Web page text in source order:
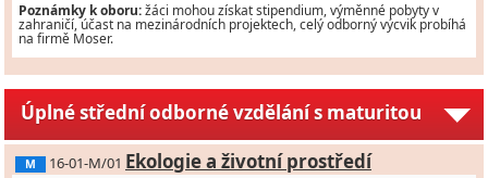
Poznámky k oboru:žáci mohou získat stipendium, výměnné pobyty v
zahraničí, účast na mezinárodních projektech, celý odborný výcvik probíhá
na firmě Moser.
Úplné střední odborné vzdělání s maturitou
M 16-01-M/01 Ekologie a životní prostředí